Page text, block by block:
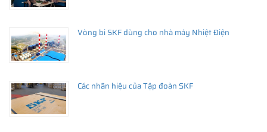
Vòng bi SKF dùng cho nhà máy Nhiệt Điện
Các nhãn hiệu của Tập đoàn SKF